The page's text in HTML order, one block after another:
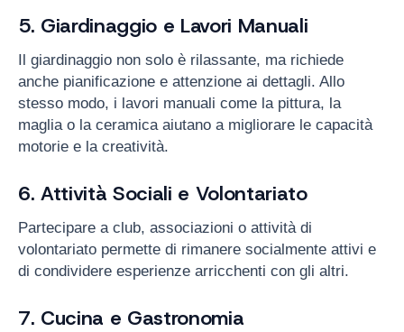
5. Giardinaggio e Lavori Manuali
Il giardinaggio non solo è rilassante, ma richiede
anche pianificazione e attenzione ai dettagli. Allo
stesso modo, i lavori manuali come la pittura, la
maglia o la ceramica aiutano a migliorare le capacità
motorie e la creatività.
6. Attività Sociali e Volontariato
Partecipare a club, associazioni o attività di
volontariato permette di rimanere socialmente attivi e
di condividere esperienze arricchenti con gli altri.
7. Cucina e Gastronomia